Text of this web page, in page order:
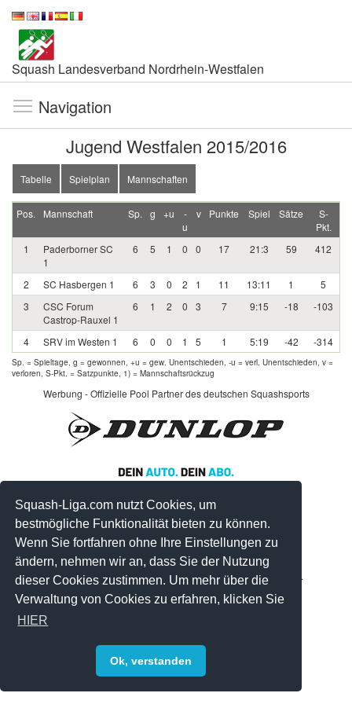
Squash-Liga.com nutzt Cookies, um
bestmögliche Funktionalität bieten zu können.
Wenn Sie fortfahren ohne Ihre Einstellungen zu
ändern, nehmen wir an, dass Sie der Nutzung
dieser Cookies zustimmen. Um mehr über die
Verwaltung von Cookies zu erfahren, klicken Sie
HIER
Ok, verstanden
Squash Landesverband Nordrhein-Westfalen
Navigation
Jugend Westfalen 2015/2016
Tabelle Spielplan Mannschaften
Pos. Mannschaft Sp. g +u
-
u
v Punkte Spiel Sätze
S-
Pkt.
1
Paderborner SC
1
6 5 1 0 0 17 21:3 59 412
2 SC Hasbergen 1 6 3 0 2 1 11 13:11 1
5
3
CSC Forum
Castrop-Rauxel 1
6 1 2 0 3 7 9:15 -18 -103
4 SRV im Westen 1 6 0 0 1 5 1 5:19 -42 -314
Sp. = Spieltage, g = gewonnen, +u = gew. Unentschieden, -u = verl. Unentschieden, v =
verloren, S-Pkt. = Satzpunkte, 1) = Mannschaftsrückzug
Werbung - Offizielle Pool Partner des deutschen Squashsports
© 2008-2026 by Squash-Liga.com Alle Rechte vorbehalten.
Impressum|Datenschutz|Sitemap